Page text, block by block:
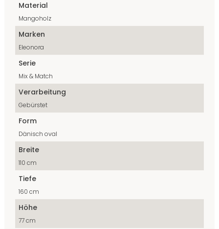
Material
Mangoholz
Marken
Eleonora
Serie
Mix & Match
Verarbeitung
Gebürstet
Form
Dänisch oval
Breite
110 cm
Tiefe
160 cm
Höhe
77 cm